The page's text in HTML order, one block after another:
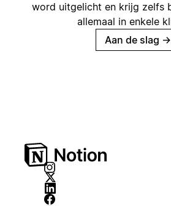
word uitgelicht en krijg zelfs
allemaal in enkele
Aan de slag →